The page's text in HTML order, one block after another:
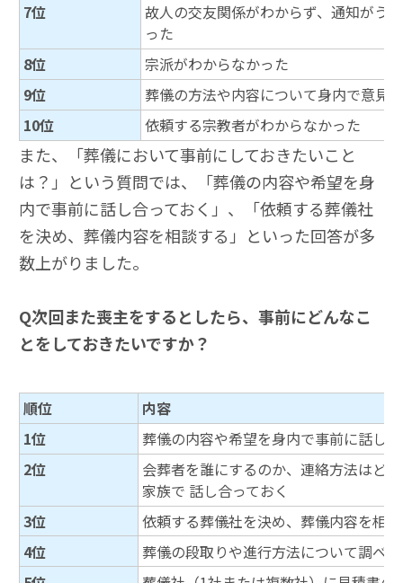
7位
故人の交友関係がわからず、通知がう
った
8位
宗派がわからなかった
9位
葬儀の方法や内容について身内で意見
10位
依頼する宗教者がわからなかった
また、「葬儀において事前にしておきたいこと
は？」という質問では、「葬儀の内容や希望を身
内で事前に話し合っておく」、「依頼する葬儀社
を決め、葬儀内容を相談する」といった回答が多
数上がりました。
Q次回また喪主をするとしたら、事前にどんなこ
とをしておきたいですか？
順位
内容
1位
葬儀の内容や希望を身内で事前に話し
2位
会葬者を誰にするのか、連絡方法はど
家族で 話し合っておく
3位
依頼する葬儀社を決め、葬儀内容を相
4位
葬儀の段取りや進行方法について調べ